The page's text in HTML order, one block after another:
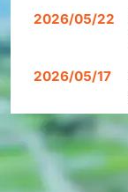
2026/05/22
2026/05/17
2026/05/15